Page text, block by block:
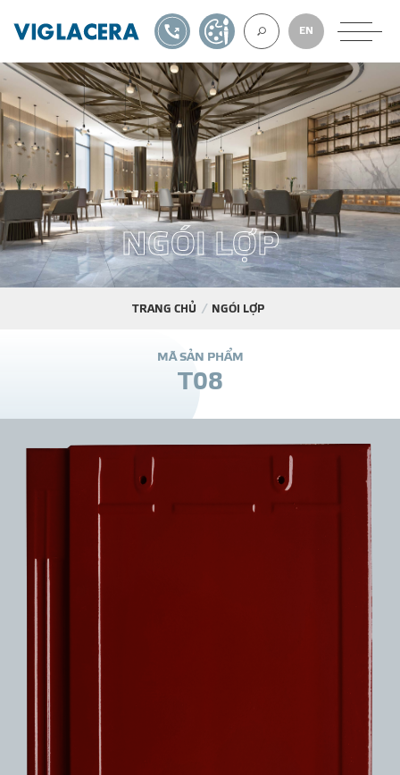
VỀ CHÚNG
GẠCH ỐP LÁT
BÊ TÔNG KHÍ
KÊNH PHÂN
THƯ
TIN SỰ KIỆN
TIN CHUYÊN MÔN
LIÊN HỆ - TƯ
EN
1900561582TỰ THIẾT KẾ
NGÓI LỢP
TRANG CHỦ NGÓI LỢP
MÃ SẢN PHẨM
T08